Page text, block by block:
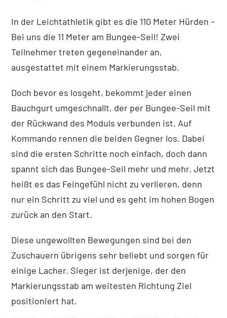
In der Leichtathletik gibt es die 110 Meter Hürden –
Bei uns die 11 Meter am Bungee-Seil! Zwei
Teilnehmer treten gegeneinander an,
ausgestattet mit einem Markierungsstab.
Doch bevor es losgeht, bekommt jeder einen
Bauchgurt umgeschnallt, der per Bungee-Seil mit
der Rückwand des Moduls verbunden ist. Auf
Kommando rennen die beiden Gegner los. Dabei
sind die ersten Schritte noch einfach, doch dann
spannt sich das Bungee-Seil mehr und mehr. Jetzt
heißt es das Feingefühl nicht zu verlieren, denn
nur ein Schritt zu viel und es geht im hohen Bogen
zurück an den Start.
Diese ungewollten Bewegungen sind bei den
Zuschauern übrigens sehr beliebt und sorgen für
einige Lacher. Sieger ist derjenige, der den
Markierungsstab am weitesten Richtung Ziel
positioniert hat.